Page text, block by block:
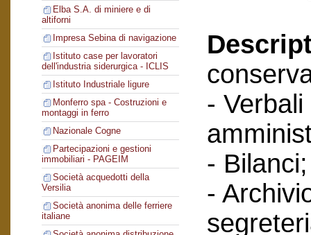
Elba S.A. di miniere e di
altiforni
Impresa Sebina di navigazione
Istituto case per lavoratori
dell'industria siderurgica - ICLIS
Istituto Industriale ligure
Monferro spa - Costruzioni e
montaggi in ferro
Nazionale Cogne
Partecipazioni e gestioni
immobiliari - PAGEIM
Società acquedotti della
Versilia
Società anonima delle ferriere
italiane
-
- Bilanci;
-